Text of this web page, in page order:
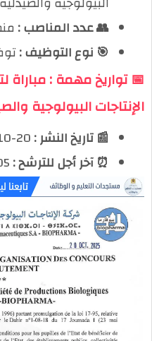
👥 عدد المناصب :
🎯 نوع التوظيف :
📅 تواريخ مهمة :
الإنتاجات البيولوجية
📰 تاريخ النشر :20-10-2025
⏰ آخر أجل للترشح :05-11-2025